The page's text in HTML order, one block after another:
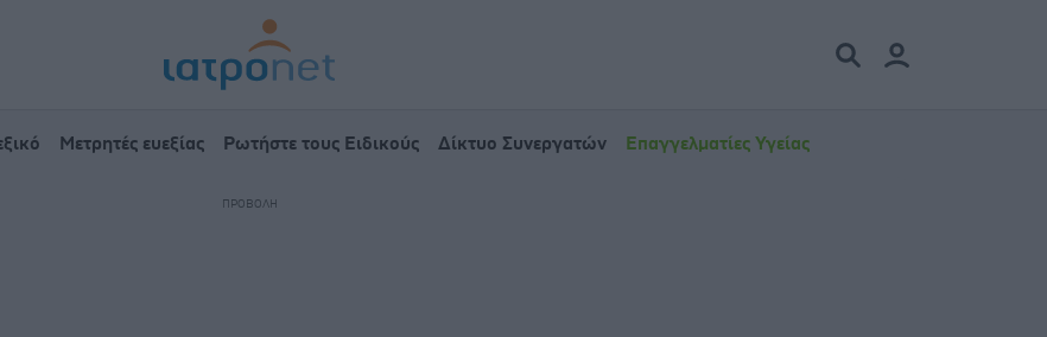
Μετρητές ευεξίας Ρωτήστε τους Ειδικούς Δίκτυο Συνεργατών Επαγγελματίες Υγείας